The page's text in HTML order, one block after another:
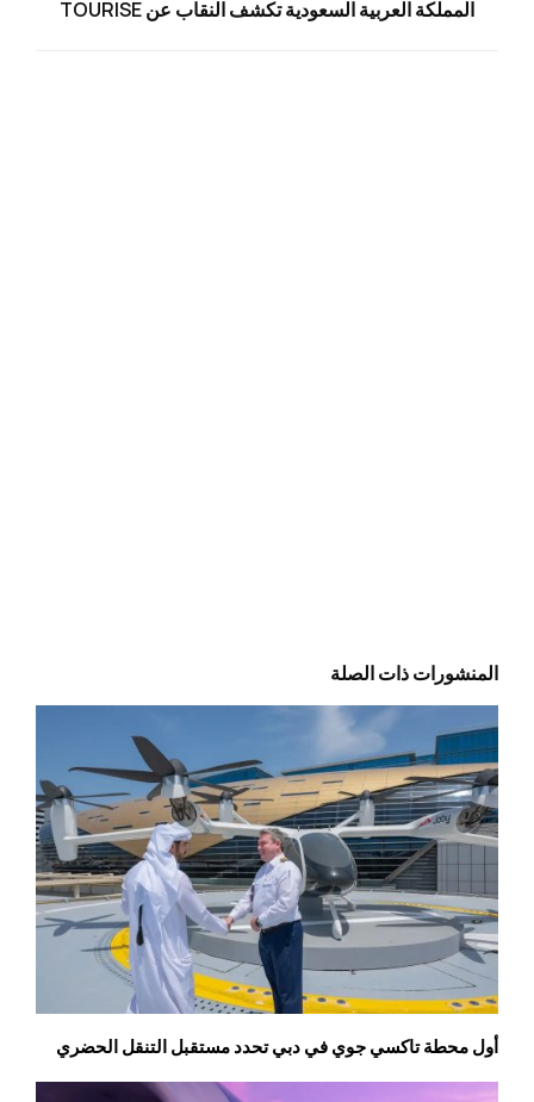
المملكة العربية السعودية تكشف النقاب عن TOURISE
المنشورات ذات الصلة
أول محطة تاكسي جوي في دبي تحدد مستقبل التنقل الحضري